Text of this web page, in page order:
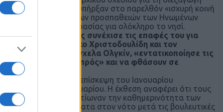
ηγέτες υπήρξαν στο παρελθόν «ισχυρή κοινή
ηγετών και των προσπαθειών των Ηνωμένων
σε ζητήματα σημασίας για ολόκληρο το νησί.
ο Γενικός Γραμματέας συνέχισε τις επαφές του για
ηγέτη Νίκο Χριστοδουλίδη και τον
Μαρία Άνχελα Ολγκίν, «εντατικοποίησε τις
δρόμο προς τα εμπρός» και να φθάσουν σε
2026. Κατά την επίσκεψη του Ιανουαρίου
στις 28 Ιανουαρίου. Η έκθεση αναφέρει ότι τους
και θα βελτίωναν την καθημερινότητα των
με πολιτικά κόμματα στον νότο μετά τις βουλευτικές